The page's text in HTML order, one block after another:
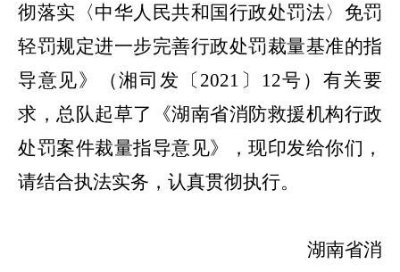
彻落实〈中华人民共和国行政处罚法〉免罚
轻罚规定进一步完善行政处罚裁量基准的指
导意见》（湘司发〔 2021 〕 12号）有关要
求，总队起草了《湖南省消防救援机构行政
处罚案件裁量指导意见》，现印发给你们，
请结合执法实务，认真贯彻执行。
湖南省消